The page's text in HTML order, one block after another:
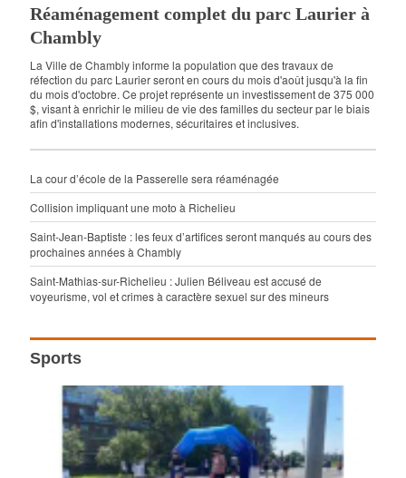
Réaménagement complet du parc Laurier à
Chambly
La Ville de Chambly informe la population que des travaux de
réfection du parc Laurier seront en cours du mois d'août jusqu'à la fin
du mois d'octobre. Ce projet représente un investissement de 375 000
$, visant à enrichir le milieu de vie des familles du secteur par le biais
afin d'installations modernes, sécuritaires et inclusives.
La cour d’école de la Passerelle sera réaménagée
Collision impliquant une moto à Richelieu
Saint-Jean-Baptiste : les feux d’artifices seront manqués au cours des
prochaines années à Chambly
Saint-Mathias-sur-Richelieu : Julien Béliveau est accusé de
voyeurisme, vol et crimes à caractère sexuel sur des mineurs
Sports